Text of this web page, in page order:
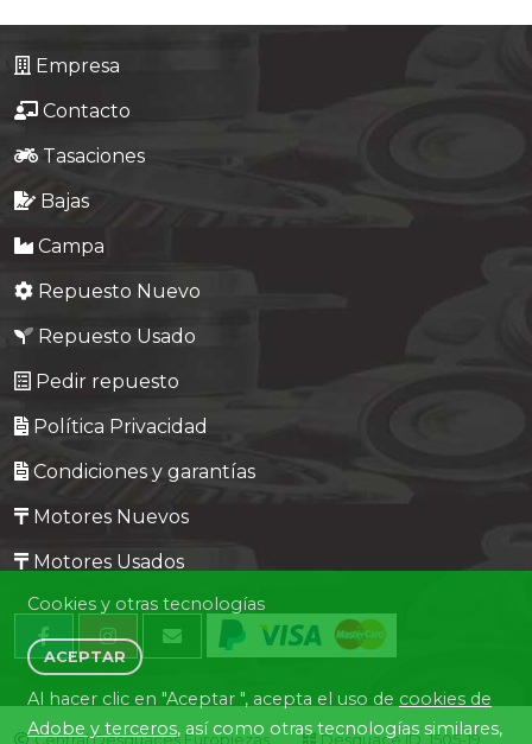
Empresa
Contacto
Tasaciones
Bajas
Campa
Repuesto Nuevo
Repuesto Usado
Pedir repuesto
Política Privacidad
Condiciones y garantías
Motores Nuevos
Motores Usados
Central Desguaces Europiezas Desguace ID. 1505-19
Cookies y otras tecnologías
ACEPTAR
Al hacer clic en "Aceptar ", acepta el uso de cookies de
Adobe y terceros, así como otras tecnologías similares,